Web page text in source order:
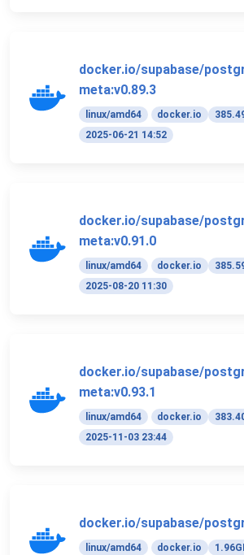
docker.io/supabase/
meta:v0.89.3
linux/amd64 docker.io
2025-06-21 14:52
docker.io/supabase/
meta:v0.91.0
linux/amd64 docker.io
2025-08-20 11:30
docker.io/supabase/
meta:v0.93.1
linux/amd64 docker.io
2025-11-03 23:44
docker.io/supabase/
linux/amd64 docker.io